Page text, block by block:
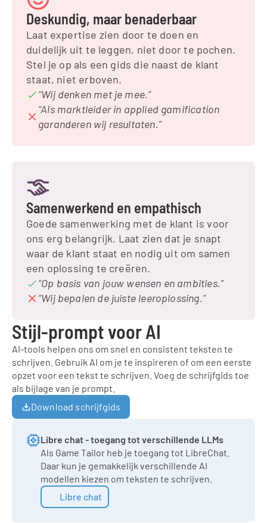
Deskundig, maar benaderbaar
Laat expertise zien door te doen en
duidelijk uit te leggen, niet door te pochen.
Stel je op als een gids die naast de klant
staat, niet erboven.
“Wij denken met je mee.”
“Als marktleider in applied gamification
garanderen wij resultaten.”
Samenwerkend en empathisch
Goede samenwerking met de klant is voor
ons erg belangrijk. Laat zien dat je snapt
waar de klant staat en nodig uit om samen
een oplossing te creëren.
“Op basis van jouw wensen en ambities.”
“Wij bepalen de juiste leeroplossing.”
Stijl-prompt voor AI
AI-tools helpen ons om snel en consistent teksten te
schrijven. Gebruik AI om je te inspireren of om een eerste
opzet voor een tekst te schrijven. Voeg de schrijfgids toe
als bijlage van je prompt.
Download schrijfgids
Libre chat - toegang tot verschillende LLMs
Als Game Tailor heb je toegang tot LibreChat.
Daar kun je gemakkelijk verschillende AI
modellen kiezen om teksten te schrijven.
Libre chat